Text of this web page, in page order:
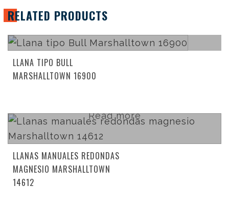
RELATED PRODUCTSRead more
LLANA TIPO BULL
MARSHALLTOWN 16900
Read more
LLANAS MANUALES REDONDAS
MAGNESIO MARSHALLTOWN
14612